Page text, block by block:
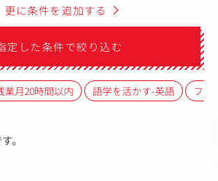
更に条件を追加する
定した条件で絞り込む
業月20時間以内 語学を活かす-英語 フレ
。